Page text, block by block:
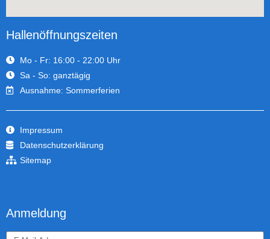
Hallenöffnungszeiten
Mo - Fr: 16:00 - 22:00 Uhr
Sa - So: ganztägig
Ausnahme: Sommerferien
Impressum
Datenschutzerklärung
Sitemap
Anmeldung